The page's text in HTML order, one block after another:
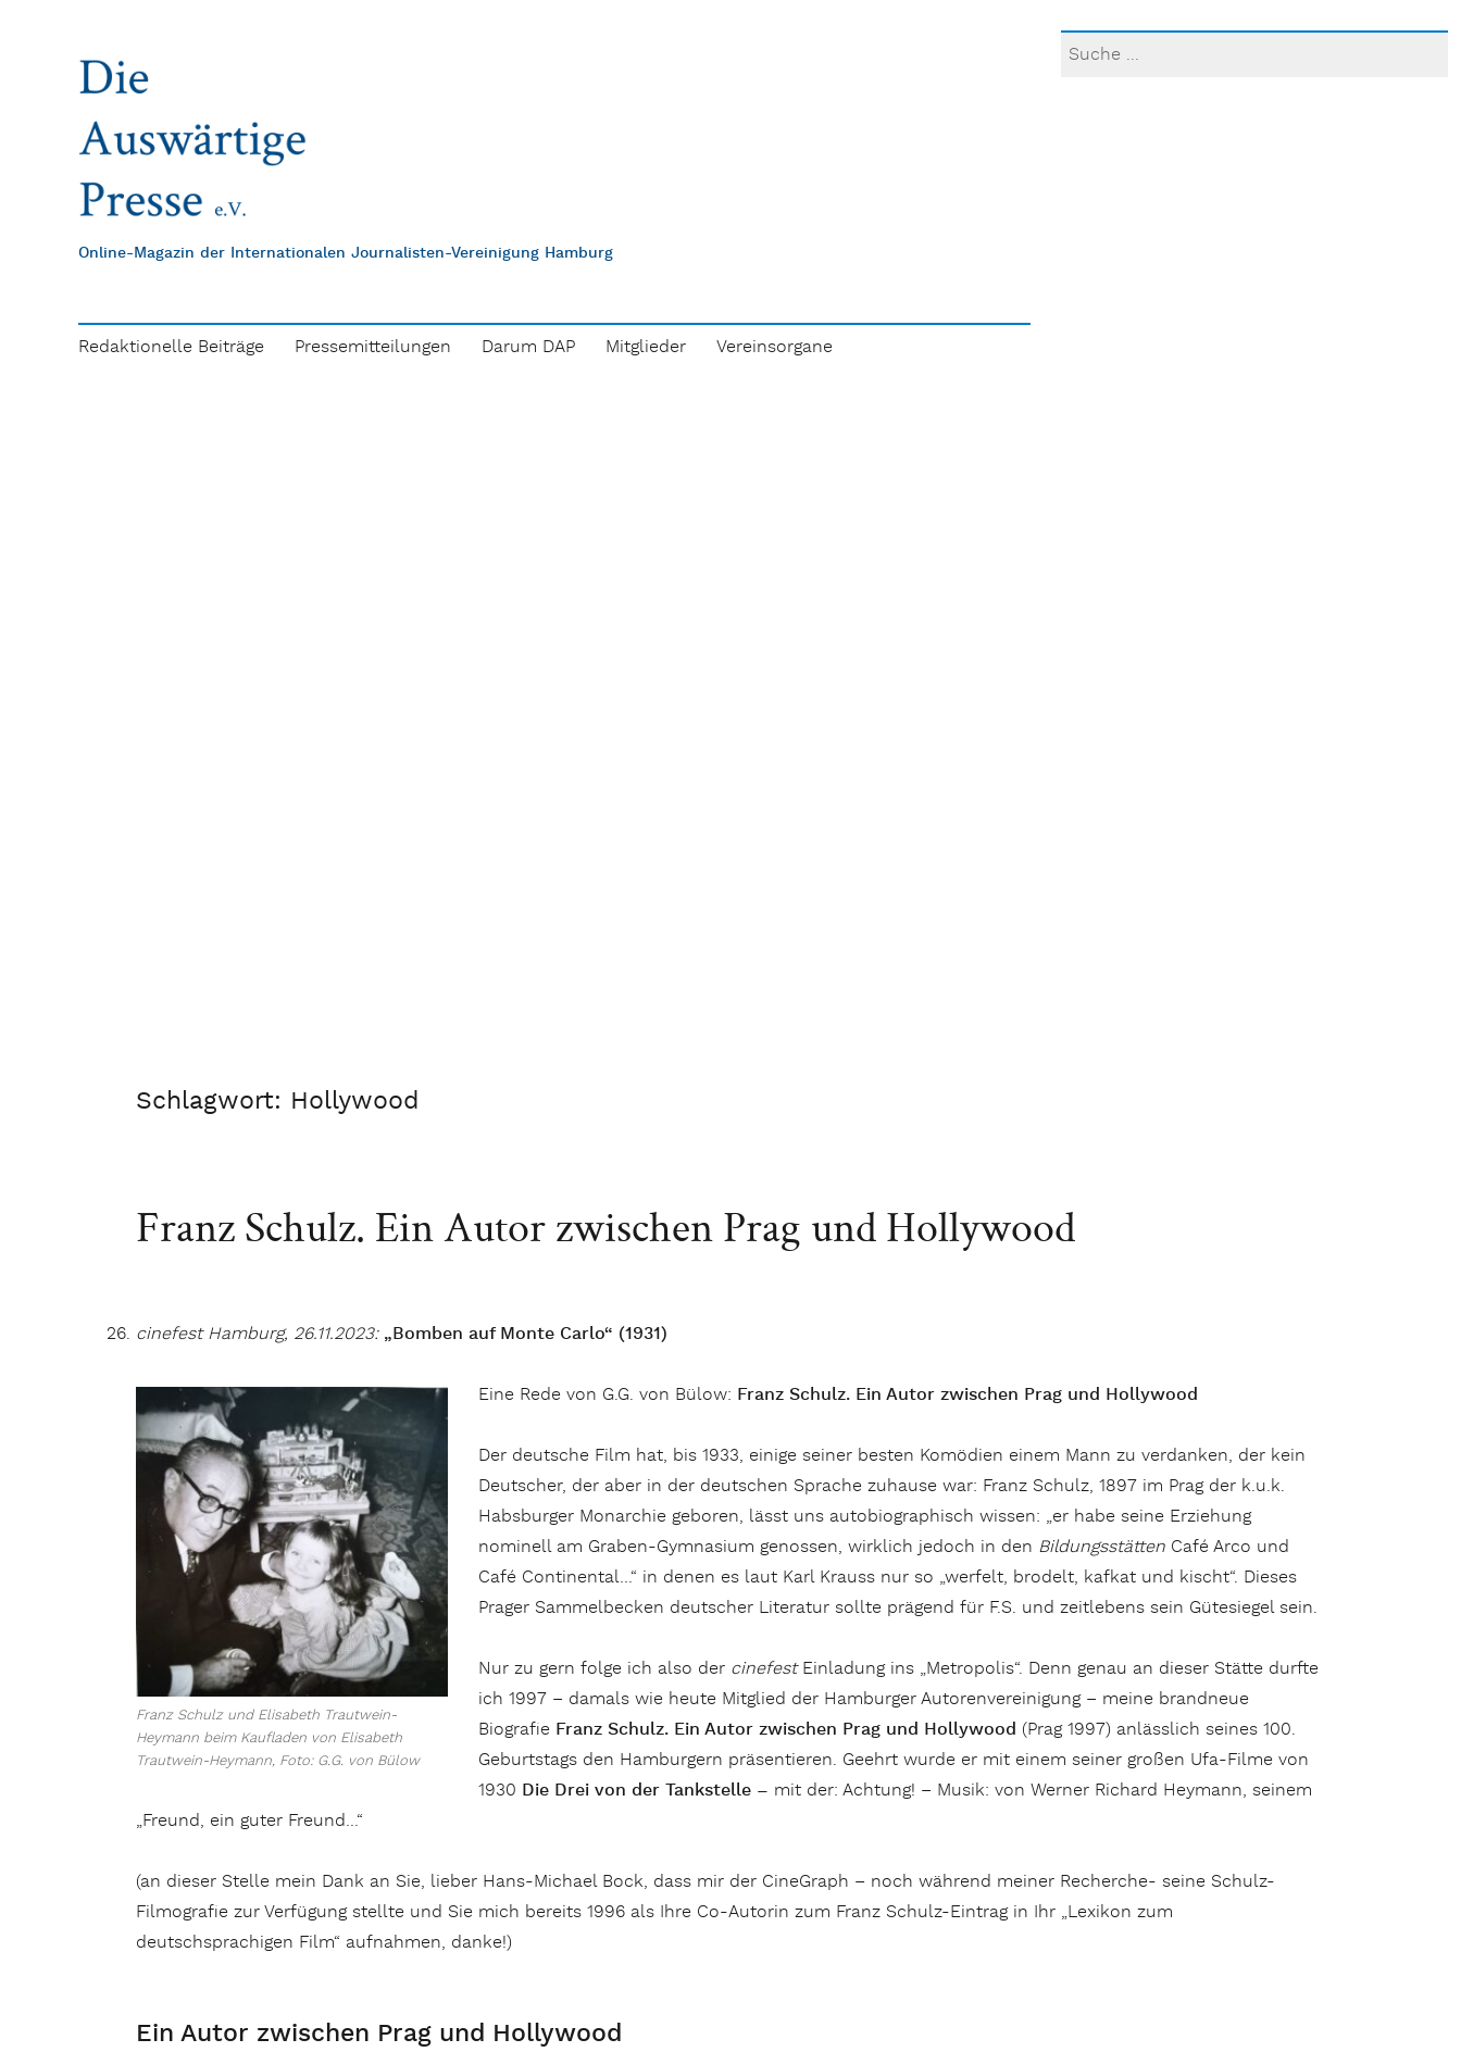
Online-Magazin der Internationalen Journalisten-Vereinigung Hamburg
Redaktionelle Beiträge Pressemitteilungen Darum DAP Mitglieder Vereinsorgane
Schlagwort: Hollywood
Franz Schulz. Ein Autor zwischen Prag und Hollywood
cinefest Hamburg, 26.11.2023: „Bomben auf Monte Carlo“ (1931)
Franz Schulz und Elisabeth Trautwein-
Heymann beim Kaufladen von Elisabeth
Trautwein-Heymann, Foto: G.G. von Bülow
Eine Rede von G.G. von Bülow: Franz Schulz. Ein Autor zwischen Prag und Hollywood
Der deutsche Film hat, bis 1933, einige seiner besten Komödien einem Mann zu verdanken, der kein
Deutscher, der aber in der deutschen Sprache zuhause war: Franz Schulz, 1897 im Prag der k.u.k.
Habsburger Monarchie geboren, lässt uns autobiographisch wissen: „er habe seine Erziehung
nominell am Graben-Gymnasium genossen, wirklich jedoch in den BildungsstättenCafé Arco und
Café Continental…“ in denen es laut Karl Krauss nur so „werfelt, brodelt, kafkat und kischt“. Dieses
Prager Sammelbecken deutscher Literatur sollte prägend für F.S. und zeitlebens sein Gütesiegel sein.
Nur zu gern folge ich also der cinefestEinladung ins „Metropolis“. Denn genau an dieser Stätte durfte
ich 1997 – damals wie heute Mitglied der Hamburger Autorenvereinigung – meine brandneue
Biografie Franz Schulz. Ein Autor zwischen Prag und Hollywood (Prag 1997) anlässlich seines 100.
Geburtstags den Hamburgern präsentieren. Geehrt wurde er mit einem seiner großen Ufa-Filme von
1930 Die Drei von der Tankstelle – mit der: Achtung! – Musik: von Werner Richard Heymann, seinem
„Freund, ein guter Freund…“
(an dieser Stelle mein Dank an Sie, lieber Hans-Michael Bock, dass mir der CineGraph – noch während meiner Recherche- seine Schulz-
Filmografie zur Verfügung stellte und Sie mich bereits 1996 als Ihre Co-Autorin zum Franz Schulz-Eintrag in Ihr „Lexikon zum
deutschsprachigen Film“ aufnahmen, danke!)
Ein Autor zwischen Prag und Hollywood